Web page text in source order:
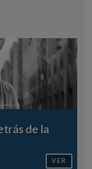
de la
VER